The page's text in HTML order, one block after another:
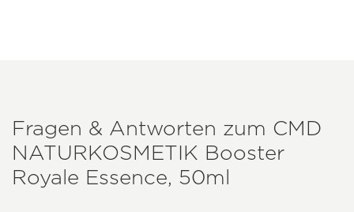
Fragen & Antworten zum CMD
NATURKOSMETIK Booster
Royale Essence, 50ml